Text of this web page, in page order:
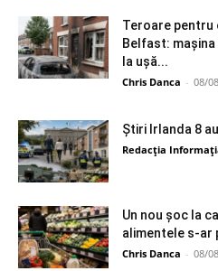
Teroare pentru
Belfast:
la ușă...
Chris Danca - 08/
Știri Irlanda 8
Redacția
Un nou șoc la
alimentele s-ar
Chris Danca - 08/